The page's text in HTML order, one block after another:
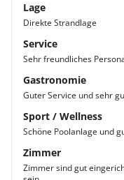
Lage
Direkte Strandlage
Service
Sehr freundliches
Gastronomie
Guter Service und sehr
Sport / Wellness
Schöne Poolanlage und
Zimmer
Zimmer sind gut